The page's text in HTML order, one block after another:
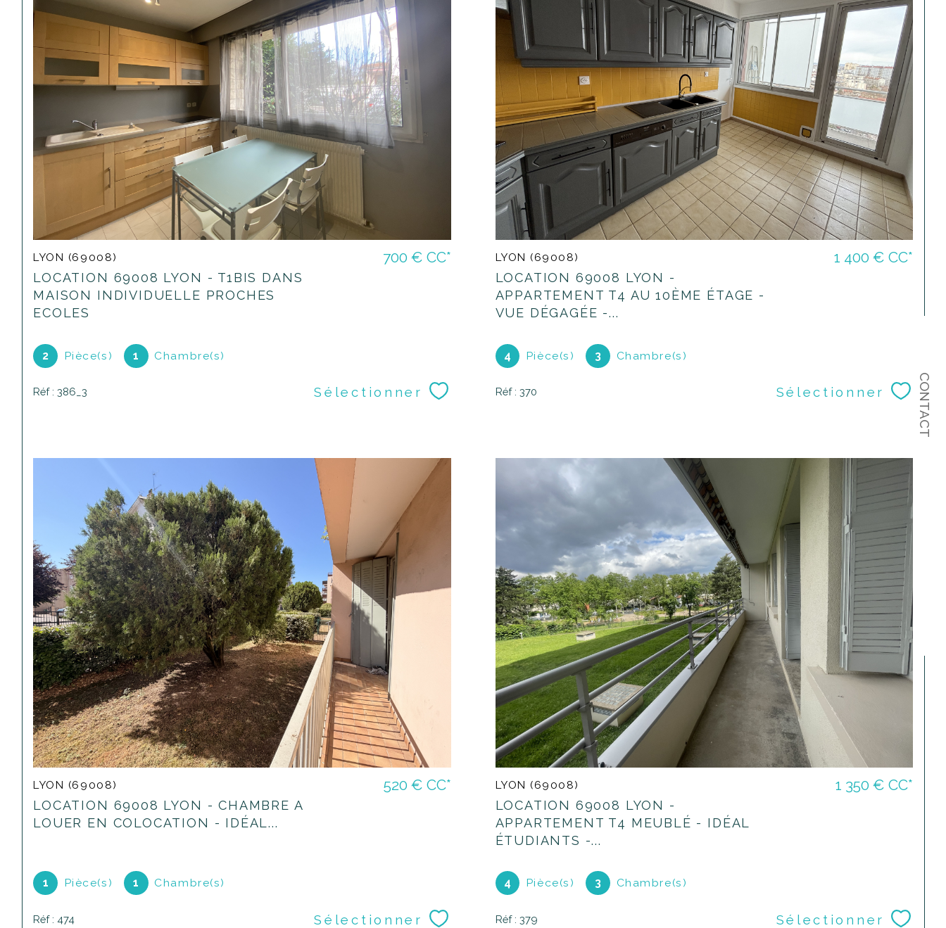
CONTACT
LYON (69008)
LOCATION 69008 LYON - T1BIS DANS
MAISON INDIVIDUELLE PROCHES
ECOLES
700 € CC*
2 Pièce(s) 1 Chambre(s)
Réf : 386_3 Sélectionner
LYON (69008)
LOCATION 69008 LYON -
APPARTEMENT T4 AU 10ÈME ÉTAGE -
VUE DÉGAGÉE -...
1 400 € CC*
4 Pièce(s) 3 Chambre(s)
Réf : 370 Sélectionner
LYON (69008)
LOCATION 69008 LYON - CHAMBRE A
LOUER EN COLOCATION - IDÉAL...
520 € CC*
1 Pièce(s) 1 Chambre(s)
Réf : 474 Sélectionner
LYON (69008)
LOCATION 69008 LYON -
APPARTEMENT T4 MEUBLÉ - IDÉAL
ÉTUDIANTS -...
1 350 € CC*
4 Pièce(s) 3 Chambre(s)
Réf : 379 Sélectionner